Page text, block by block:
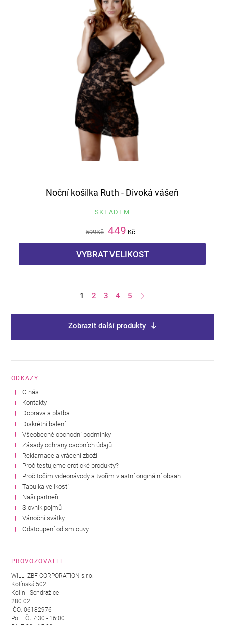
Noční košilka Ruth - Divoká vášeň
SKLADEM
599Kč 449 Kč
VYBRAT VELIKOST
1 2 3 4 5
Zobrazit další produkty
ODKAZY
O nás
Kontakty
Doprava a platba
Diskrétní balení
Všeobecné obchodní podmínky
Zásady ochrany osobních údajů
Reklamace a vrácení zboží
Proč testujeme erotické produkty?
Proč točím videonávody a tvořím vlastní originální obsah
Tabulka velikostí
Naši partneři
Slovník pojmů
Vánoční svátky
Odstoupení od smlouvy
PROVOZOVATEL
WILLI-ZBF CORPORATION s.r.o.
Kolínská 502
Kolín - Sendražice
280 02
IČO: 06182976
Po – Čt 7:30 - 16:00